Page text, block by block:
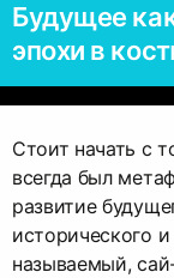
Будущее
эпохи в
Стоит начать с
всегда был
развитие
исторического и
называемый,